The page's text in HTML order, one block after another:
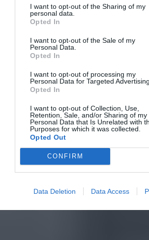
I want to opt-out of the Sharing of my
personal data.
Opted In
I want to opt-out of the Sale of my
Personal Data.
Opted In
I want to opt-out of processing my
Personal Data for Targeted Advertising.
Opted In
I want to opt-out of Collection, Use,
Retention, Sale, and/or Sharing of my
Personal Data that Is Unrelated with
Purposes for which it was collected.
Opted Out
CONFIRM
Data Deletion Data Access